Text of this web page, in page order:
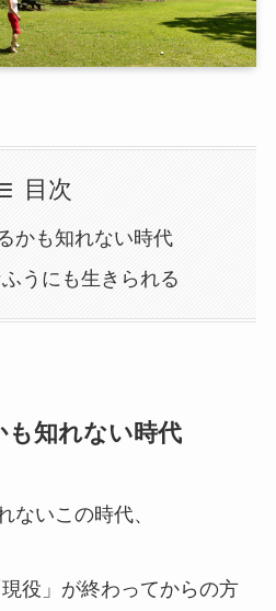
目次
かも知れない時代
うにも生きられる
も知れない時代
ないこの時代、
役」が終わってからの方